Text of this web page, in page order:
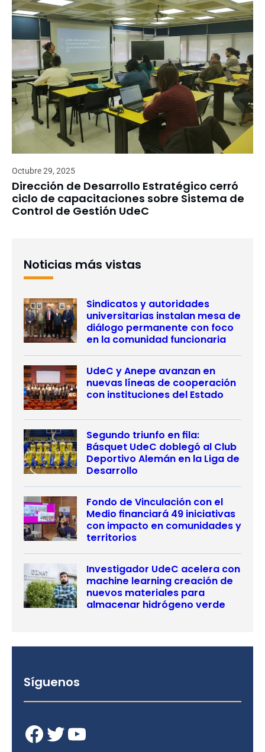
Octubre 29, 2025
Dirección de Desarrollo Estratégico cerró
ciclo de capacitaciones sobre Sistema de
Control de Gestión UdeC
Noticias más vistas
Sindicatos y autoridades
universitarias instalan mesa de
diálogo permanente con foco
en la comunidad funcionaria
UdeC y Anepe avanzan en
nuevas líneas de cooperación
con instituciones del Estado
Segundo triunfo en fila:
Básquet UdeC doblegó al Club
Deportivo Alemán en la Liga de
Desarrollo
Fondo de Vinculación con el
Medio financiará 49 iniciativas
con impacto en comunidades y
territorios
Investigador UdeC acelera con
machine learning creación de
nuevos materiales para
almacenar hidrógeno verde
Síguenos
Facebook Twitter YouTube